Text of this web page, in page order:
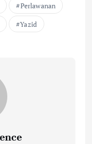
Perlawanan
Yazid